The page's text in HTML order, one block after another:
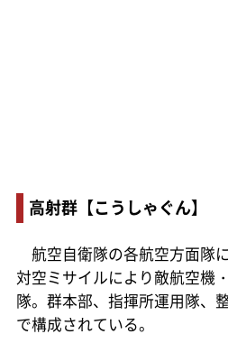
高射群【こうしゃぐん】
航空自衛隊の各航空方面隊
対空ミサイルにより敵航空機
隊。群本部、指揮所運用隊、
で構成されている。